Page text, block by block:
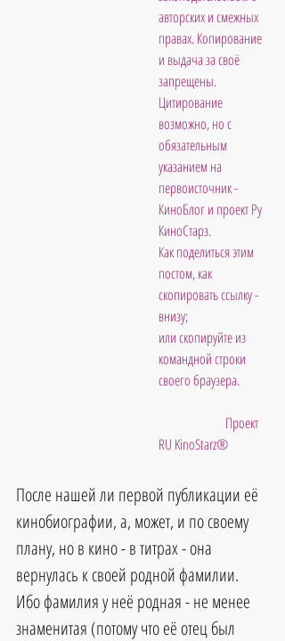
авторских и смежных
правах. Копирование
и выдача за своё
запрещены.
Цитирование
возможно, но с
обязательным
указанием на
первоисточник -
КиноБлог и проект Ру
КиноСтарз.
Как поделиться этим
постом, как
скопировать ссылку -
внизу;
или скопируйте из
командной строки
своего браузера.
RU KinoStarz®
После нашей ли первой публикации её
кинобиографии, а, может, и по своему
плану, но в кино - в титрах - она
вернулась к своей родной фамилии.
Ибо фамилия у неё родная - не менее
знаменитая (потому что её отец был